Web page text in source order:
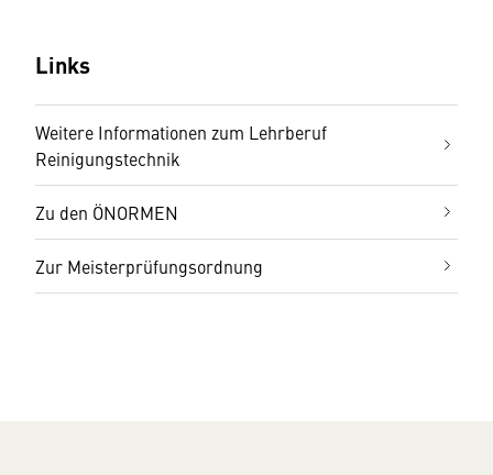
Links
Weitere Informationen zum Lehrberuf
Reinigungstechnik
Zu den ÖNORMEN
Zur Meisterprüfungsordnung